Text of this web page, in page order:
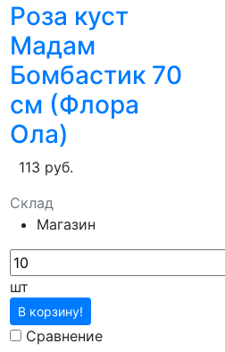
Роза куст
Мадам
Бомбастик 70
см (Флора
Ола)
113 руб.
Склад
Магазин
шт
В корзину!
Сравнение